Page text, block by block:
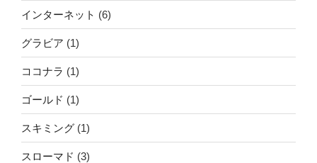
インターネット (6)
グラビア (1)
ココナラ (1)
ゴールド (1)
スキミング (1)
スローマド (3)